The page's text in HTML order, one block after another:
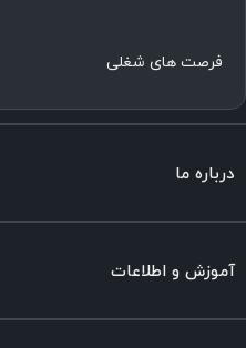
فرصت های شغلی
درباره ما
آموزش و اطلاعات